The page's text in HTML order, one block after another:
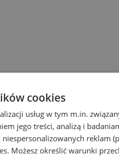
cookies
usług w tym m.in.
jego treści, analizą i
reklam
. Możesz określić warunki